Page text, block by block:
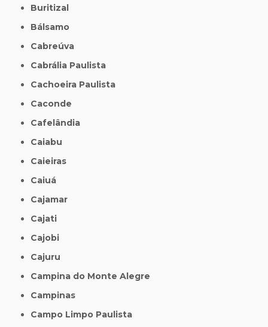
Buritizal
Bálsamo
Cabreúva
Cabrália Paulista
Cachoeira Paulista
Caconde
Cafelândia
Caiabu
Caieiras
Caiuá
Cajamar
Cajati
Cajobi
Cajuru
Campina do Monte Alegre
Campinas
Campo Limpo Paulista